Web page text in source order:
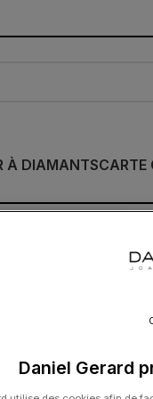
À DIAMANTSCARTE
Daniel Gerard